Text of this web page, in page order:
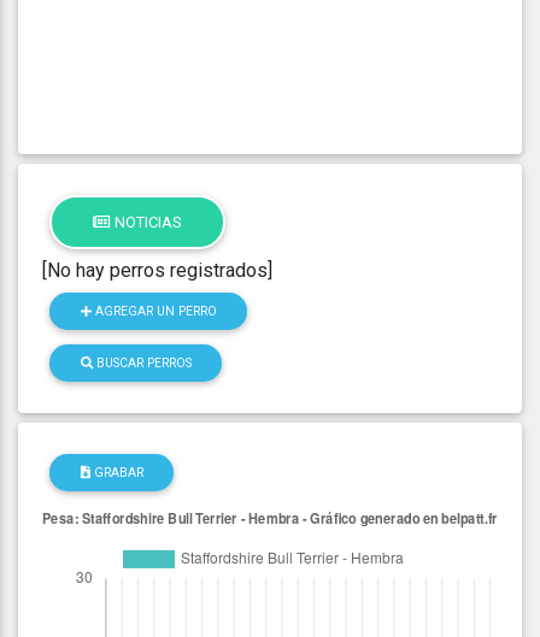
NOTICIAS
[No hay perros registrados]
AGREGAR UN PERRO
BUSCAR PERROS
GRABAR